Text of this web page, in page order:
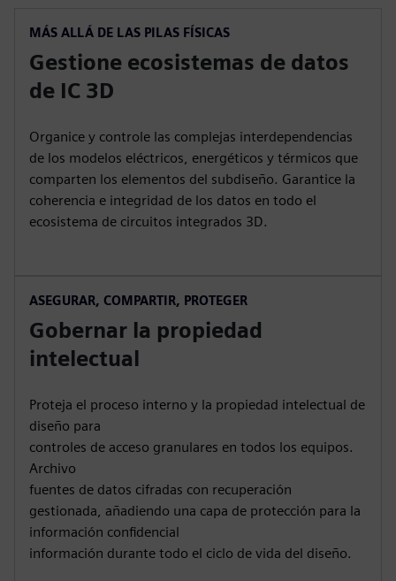
MÁS ALLÁ DE LAS PILAS FÍSICAS
Gestione ecosistemas de datos
de IC 3D
Organice y controle las complejas interdependencias
de los modelos eléctricos, energéticos y térmicos que
comparten los elementos del subdiseño. Garantice la
coherencia e integridad de los datos en todo el
ecosistema de circuitos integrados 3D.
ASEGURAR, COMPARTIR, PROTEGER
Gobernar la propiedad
intelectual
Proteja el proceso interno y la propiedad intelectual de
diseño para
controles de acceso granulares en todos los equipos.
Archivo
fuentes de datos cifradas con recuperación
gestionada, añadiendo una capa de protección para la
información confidencial
información durante todo el ciclo de vida del diseño.